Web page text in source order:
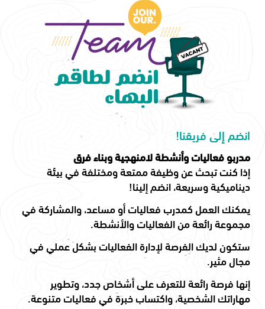
انضم إلى فريقنا!
مدربو فعاليات وأنشطة لامنهجية وبناء فرق
إذا كنت تبحث عن وظيفة ممتعة ومختلفة في بيئة
ديناميكية وسريعة، انضم إلينا!
يمكنك العمل كمدرب فعاليات أو مساعد، والمشاركة في
مجموعة رائعة من الفعاليات والأنشطة.
ستكون لديك الفرصة لإدارة الفعاليات بشكل عملي في
مجال مثير.
إنها فرصة رائعة للتعرف على أشخاص جدد، وتطوير
مهاراتك الشخصية، واكتساب خبرة في فعاليات متنوعة.